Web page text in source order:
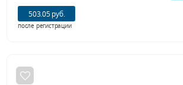
503.05 руб.
после регистрации